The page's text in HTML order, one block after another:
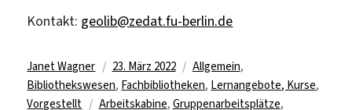
Kontakt: geolib@zedat.fu-berlin.de
Autor
Janet Wagner
Veröffentlicht
am
23. März 2022 Kategorien
Allgemein,
Bibliothekswesen, Fachbibliotheken, Lernangebote, Kurse,
Vorgestellt
Schlagwörter
Arbeitskabine, Gruppenarbeitsplätze,